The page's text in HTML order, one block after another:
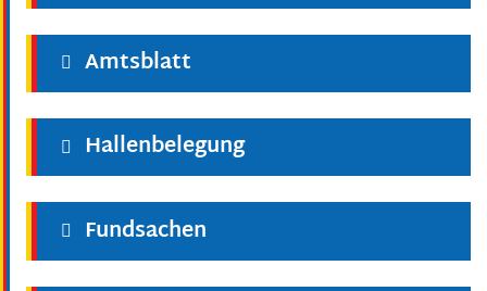
Amtsblatt
Hallenbelegung
Fundsachen